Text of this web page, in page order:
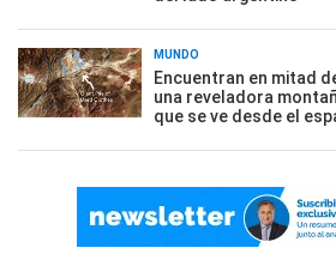
MUNDO
Encuentran en mitad
una reveladora
que se ve desde el